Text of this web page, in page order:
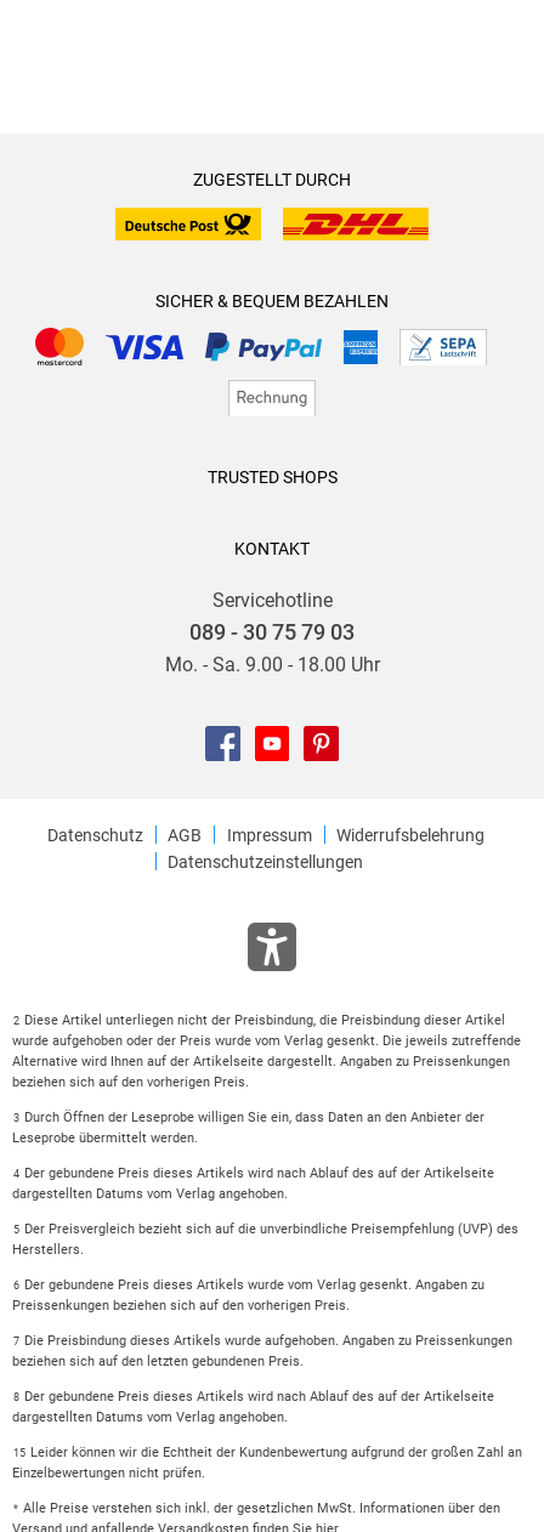
ZUGESTELLT DURCH
SICHER & BEQUEM BEZAHLEN
TRUSTED SHOPS
KONTAKT
Servicehotline
089 - 30 75 79 03
Mo. - Sa. 9.00 - 18.00 Uhr
Datenschutz AGB Impressum
Widerrufsbelehrung
Datenschutzeinstellungen
2 Diese Artikel unterliegen nicht der Preisbindung, die Preisbindung dieser Artikel
wurde aufgehoben oder der Preis wurde vom Verlag gesenkt. Die jeweils zutreffende
Alternative wird Ihnen auf der Artikelseite dargestellt. Angaben zu Preissenkungen
beziehen sich auf den vorherigen Preis.
3 Durch Öffnen der Leseprobe willigen Sie ein, dass Daten an den Anbieter der
Leseprobe übermittelt werden.
4 Der gebundene Preis dieses Artikels wird nach Ablauf des auf der Artikelseite
dargestellten Datums vom Verlag angehoben.
5 Der Preisvergleich bezieht sich auf die unverbindliche Preisempfehlung (UVP) des
Herstellers.
6 Der gebundene Preis dieses Artikels wurde vom Verlag gesenkt. Angaben zu
Preissenkungen beziehen sich auf den vorherigen Preis.
7 Die Preisbindung dieses Artikels wurde aufgehoben. Angaben zu Preissenkungen
beziehen sich auf den letzten gebundenen Preis.
8 Der gebundene Preis dieses Artikels wird nach Ablauf des auf der Artikelseite
dargestellten Datums vom Verlag angehoben.
15 Leider können wir die Echtheit der Kundenbewertung aufgrund der großen Zahl an
Einzelbewertungen nicht prüfen.
* Alle Preise verstehen sich inkl. der gesetzlichen MwSt. Informationen über den
Versand und anfallende Versandkosten finden Sie hier